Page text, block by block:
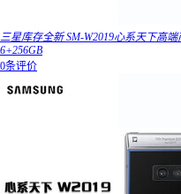
三星库存全新 SM-W2019心系天下高
6+256GB
0条评价